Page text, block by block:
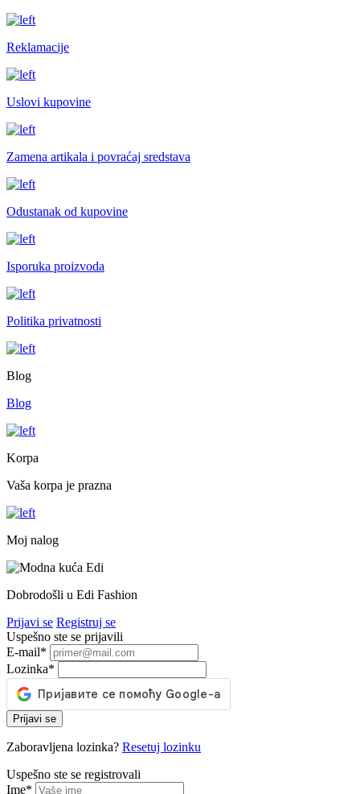
Reklamacije
Uslovi kupovine
Zamena artikala i povraćaj sredstava
Odustanak od kupovine
Isporuka proizvoda
Politika privatnosti
Blog
Blog
Korpa
Vaša korpa je prazna
Moj nalog
Dobrodošli u Edi Fashion
Prijavi se Registruj se
Uspešno ste se prijavili
E-mail*
Lozinka*
Prijavi se
Zaboravljena lozinka? Resetuj lozinku
Uspešno ste se registrovali
Ime*